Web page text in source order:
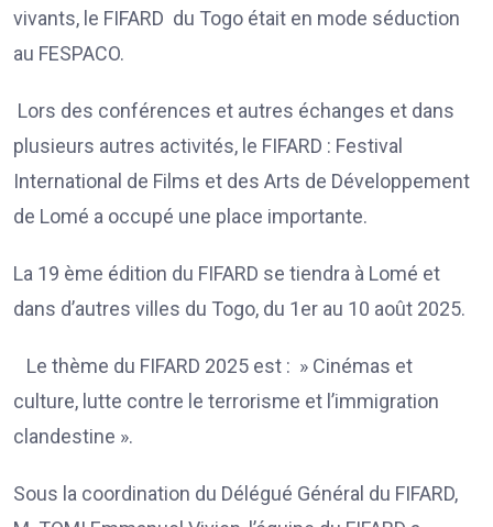
vivants, le FIFARD du Togo était en mode séduction
au FESPACO.
Lors des conférences et autres échanges et dans
plusieurs autres activités, le FIFARD : Festival
International de Films et des Arts de Développement
de Lomé a occupé une place importante.
La 19 ème édition du FIFARD se tiendra à Lomé et
dans d’autres villes du Togo, du 1er au 10 août 2025.
Le thème du FIFARD 2025 est : » Cinémas et
culture, lutte contre le terrorisme et l’immigration
clandestine ».
Sous la coordination du Délégué Général du FIFARD,